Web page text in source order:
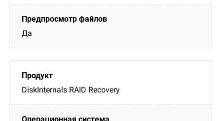
Да
DiskInternals RAID Recovery